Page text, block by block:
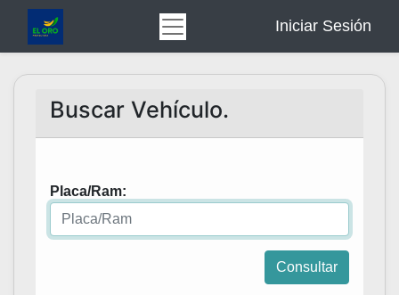
Iniciar Sesión
Buscar Vehículo.
Placa/Ram:
Consultar